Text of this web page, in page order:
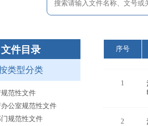
文件目录
类型分类
范性文件
公室规范性文件
规范性文件
序号
1
2